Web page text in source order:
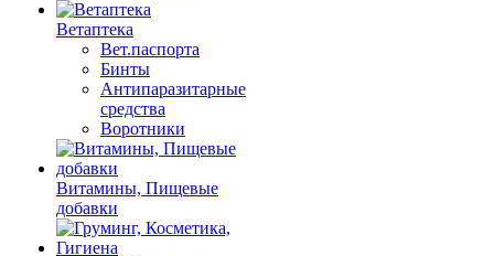
Ветаптека
Вет.паспорта
Бинты
Антипаразитарные
средства
Воротники
Витамины, Пищевые
добавки